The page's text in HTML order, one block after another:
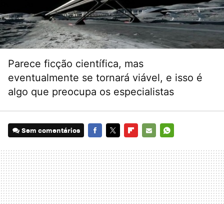
Parece ficção científica, mas
eventualmente se tornará viável, e isso é
algo que preocupa os especialistas
Sem comentários
MAIL